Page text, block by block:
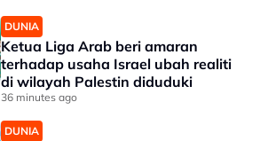
DUNIA
Ketua Liga Arab beri amaran
terhadap usaha Israel ubah realiti
di wilayah Palestin diduduki
36 minutes ago
DUNIA